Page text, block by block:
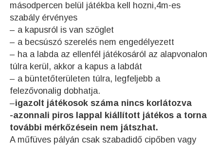
másodpercen belül játékba kell hozni,4m-es
szabály érvényes
– a kapusról is van szöglet
– a becsúszó szerelés nem engedélyezett
– ha a labda az ellenfél játékosáról az alapvonalon
túlra kerül, akkor a kapus a labdát
– a büntetőterületen túlra, legfeljebb a
felezővonalig dobhatja.
–igazolt játékosok száma nincs korlátozva
-azonnali piros lappal kiállított játékos a torna
további mérkőzésein nem játszhat.
A műfüves pályán csak szabadidő cipőben vagy